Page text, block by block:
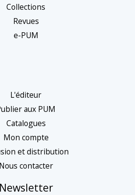
Collections
Revues
e-PUM
L'éditeur
aux PUM
Catalogues
Mon compte
et distribution
Nous contacter
Newsletter